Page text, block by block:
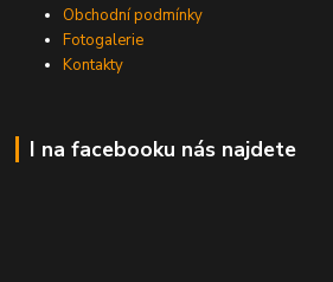
Obchodní podmínky
Fotogalerie
Kontakty
I na facebooku nás najdete